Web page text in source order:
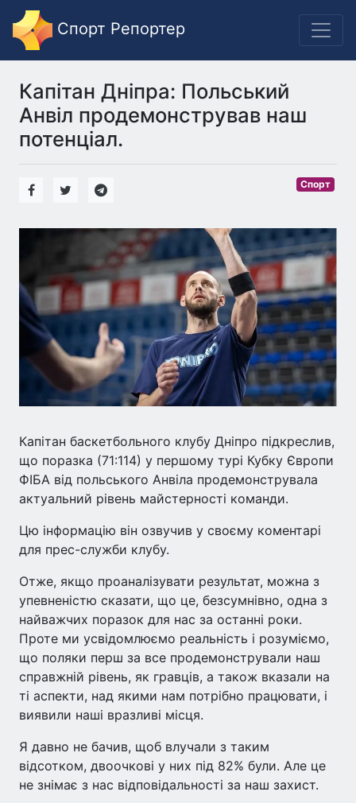
Спорт Репортер
Капітан Дніпра: Польський
Анвіл продемонстрував наш
потенціал.
Спорт
Капітан баскетбольного клубу Дніпро підкреслив,
що поразка (71:114) у першому турі Кубку Європи
ФІБА від польського Анвіла продемонструвала
актуальний рівень майстерності команди.
Цю інформацію він озвучив у своєму коментарі
для прес-служби клубу.
Отже, якщо проаналізувати результат, можна з
упевненістю сказати, що це, безсумнівно, одна з
найважчих поразок для нас за останні роки.
Проте ми усвідомлюємо реальність і розуміємо,
що поляки перш за все продемонстрували наш
справжній рівень, як гравців, а також вказали на
ті аспекти, над якими нам потрібно працювати, і
виявили наші вразливі місця.
Я давно не бачив, щоб влучали з таким
відсотком, двоочкові у них під 82% були. Але це
не знімає з нас відповідальності за наш захист.